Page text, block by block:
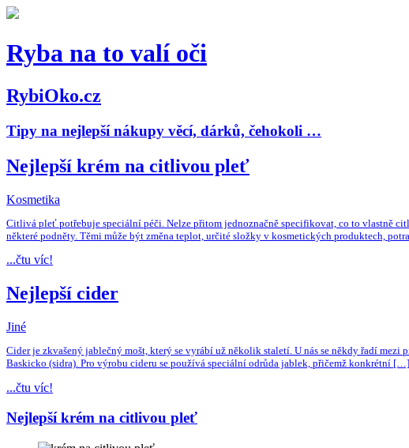
Ryba na to valí oči
RybiOko.cz
Tipy na nejlepší nákupy věcí, dárků, čehokoli …
Nejlepší krém na citlivou pleť
Kosmetika
Citlivá pleť potřebuje speciální péči. Nelze přitom jednoznačně specifikovat, co to vlastně
některé podněty. Těmi může být změna teplot, určité složky v kosmetických produktech,
...čtu víc!
Nejlepší cider
Jiné
Cider je zkvašený jablečný mošt, který se vyrábí už několik staletí. U nás se někdy řadí
Baskicko (sidra). Pro výrobu cideru se používá speciální odrůda jablek, přičemž konkrétní […]
...čtu víc!
Nejlepší krém na citlivou pleť